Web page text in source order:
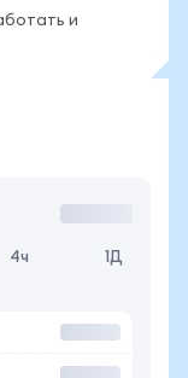
и
4ч 1Д